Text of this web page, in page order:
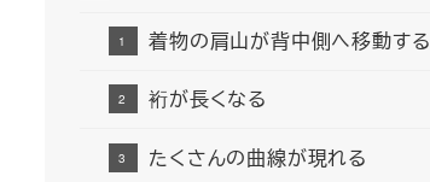
着物の肩山が背中側へ移動する
裄が長くなる
たくさんの曲線が現れる